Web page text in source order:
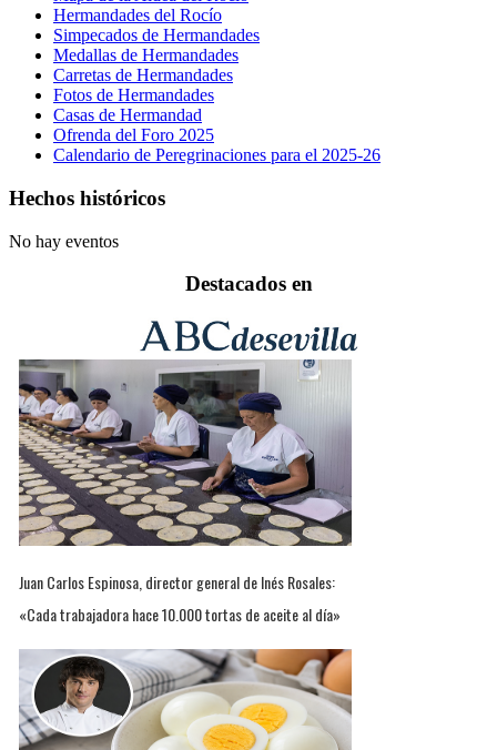
Hermandades del Rocío
Simpecados de Hermandades
Medallas de Hermandades
Carretas de Hermandades
Fotos de Hermandades
Casas de Hermandad
Ofrenda del Foro 2025
Calendario de Peregrinaciones para el 2025-26
Hechos históricos
No hay eventos
Destacados en
Juan Carlos Espinosa, director general de Inés Rosales:
«Cada trabajadora hace 10.000 tortas de aceite al día»